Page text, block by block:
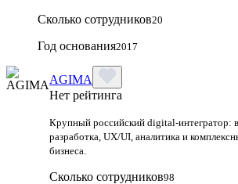
Сколько сотрудников20
Год основания2017
AGIMA
Нет рейтинга
Крупный российский digital‑интегратор:
разработка, UX/UI, аналитика и
бизнеса.
Сколько сотрудников98